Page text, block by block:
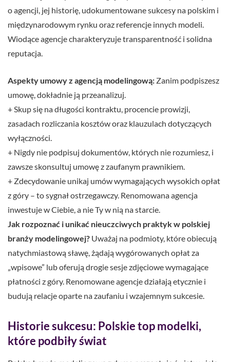
o agencji, jej historię, udokumentowane sukcesy na polskim i
międzynarodowym rynku oraz referencje innych modeli.
Wiodące agencje charakteryzuje transparentność i solidna
reputacja.
Aspekty umowy z agencją modelingową: Zanim podpiszesz
umowę, dokładnie ją przeanalizuj.
+ Skup się na długości kontraktu, procencie prowizji,
zasadach rozliczania kosztów oraz klauzulach dotyczących
wyłączności.
+ Nigdy nie podpisuj dokumentów, których nie rozumiesz, i
zawsze skonsultuj umowę z zaufanym prawnikiem.
+ Zdecydowanie unikaj umów wymagających wysokich opłat
z góry – to sygnał ostrzegawczy. Renomowana agencja
inwestuje w Ciebie, a nie Ty w nią na starcie.
Jak rozpoznać i unikać nieuczciwych praktyk w polskiej
branży modelingowej? Uważaj na podmioty, które obiecują
natychmiastową sławę, żądają wygórowanych opłat za
„wpisowe” lub oferują drogie sesje zdjęciowe wymagające
płatności z góry. Renomowane agencje działają etycznie i
budują relacje oparte na zaufaniu i wzajemnym sukcesie.
Historie sukcesu: Polskie top modelki,
które podbiły świat